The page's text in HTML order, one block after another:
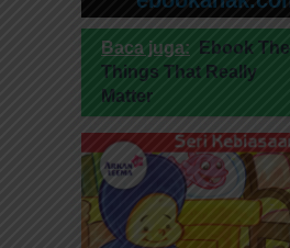
Baca juga:
Ebook The
Things That Really
Matter